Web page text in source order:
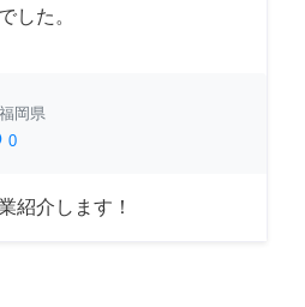
した。
福岡県
0
紹介します！